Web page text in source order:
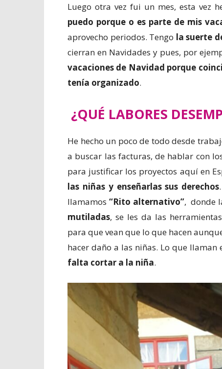
Luego otra vez fui un mes, esta vez
puedo porque o es parte de mis
aprovecho periodos. Tengo la suerte
cierran en Navidades y pues, por
vacaciones de Navidad porque
tenía organizado.
¿QUÉ LABORES
He hecho un poco de todo desde
a buscar las facturas, de hablar con
para justificar los proyectos aquí en
las niñas y enseñarlas sus derechos
llamamos “Rito alternativo”, donde
mutiladas, se les da las
para que vean que lo que hacen
hacer daño a las niñas. Lo que
falta cortar a la niña.